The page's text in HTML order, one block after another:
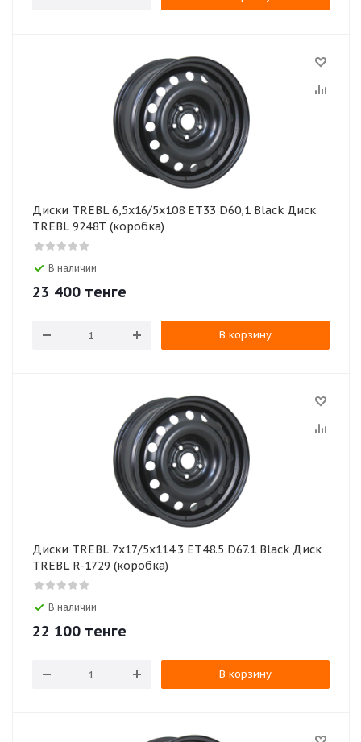
Диски TREBL 6,5х16/5х108 ЕТ33 D60,1 Black Диск
TREBL 9248Т (коробка)
В наличии
23 400 тенге
В корзину
Диски TREBL 7x17/5x114.3 ET48.5 D67.1 Black Диск
TREBL R-1729 (коробка)
В наличии
22 100 тенге
В корзину